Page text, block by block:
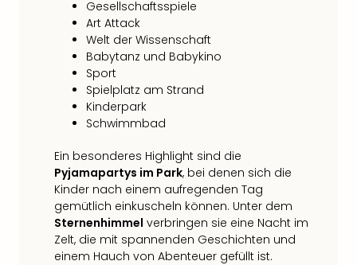
Gesellschaftsspiele
Art Attack
Welt der Wissenschaft
Babytanz und Babykino
Sport
Spielplatz am Strand
Kinderpark
Schwimmbad
Ein besonderes Highlight sind die
Pyjamapartys im Park, bei denen sich die
Kinder nach einem aufregenden Tag
gemütlich einkuscheln können. Unter dem
Sternenhimmel verbringen sie eine Nacht im
Zelt, die mit spannenden Geschichten und
einem Hauch von Abenteuer gefüllt ist.